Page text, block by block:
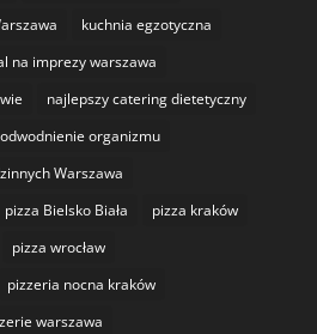
kuchnia egzotyczna
na imprezy warszawa
najlepszy catering dietetyczny
odwodnienie organizmu
Warszawa
pizza Bielsko Biała
pizza kraków
pizza wrocław
pizzeria nocna kraków
warszawa